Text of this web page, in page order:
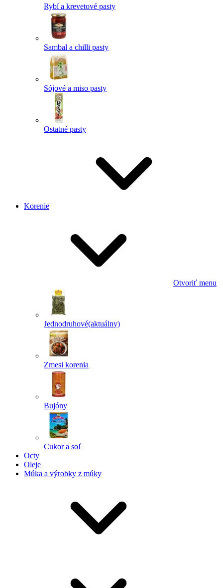
Rybí a krevetové pasty
Sambal a chilli pasty
Sójové a miso pasty
Ostatné pasty
Korenie
Otvoriť menu
Jednodruhové(aktuálny)
Zmesi korenia
Bujóny
Cukor a soľ
Octy
Oleje
Múka a výrobky z múky